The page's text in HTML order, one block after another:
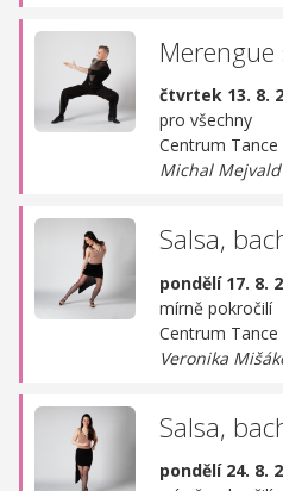
Merengue
čtvrtek 13. 8.
pro všechny
Centrum
Michal Mejvald
Salsa,
pondělí 17. 8.
mírně pokročilí
Centrum
Veronika
Salsa,
pondělí 24. 8.